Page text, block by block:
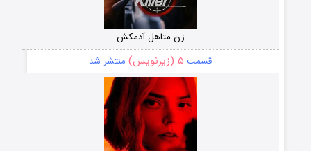
زن متاهل آدمکش
قسمت ۵ (زیرنویس) منتشر شد